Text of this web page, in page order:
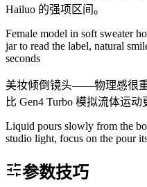
Hailuo 的强项区间。
Female model in soft sweater
jar to read the label, natural
seconds
美妆倾倒镜头——物理感很
比 Gen4 Turbo 模拟流体运动
Liquid pours slowly from the
studio light, focus on the pour
参数技巧